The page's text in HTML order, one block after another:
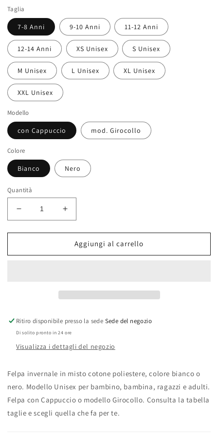
Taglia
7-8 Anni 9-10 Anni 11-12 Anni
12-14 Anni XS Unisex S Unisex
M Unisex L Unisex XL Unisex
XXL Unisex
Modello
con Cappuccio mod. Girocollo
Colore
Bianco Nero
Quantità
Diminuisci
quantità
per
di
Aumenta
quantità
per
Felpa
di
Aggiungi al carrello
Ritiro disponibile presso la sede Sede del negozio
Di solito pronto in 24 ore
Visualizza i dettagli del negozio
Felpa invernale in misto cotone poliestere, colore bianco o
nero. Modello Unisex per bambino, bambina, ragazzi e adulti.
Felpa con Cappuccio o modello Girocollo. Consulta la tabella
taglie e scegli quella che fa per te.